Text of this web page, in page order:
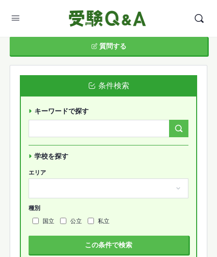
質問する
条件検索
キーワードで探す
学校を探す
エリア
種別
国立
公立 私立
この条件で検索